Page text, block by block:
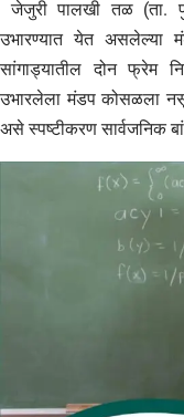
जेजुरी पालखी तळ (ता.
उभारण्यात येत असलेल्या
सांगाड्यातील दोन फ्रेम
उभारलेला मंडप कोसळला
असे स्पष्टीकरण सार्वजनिक